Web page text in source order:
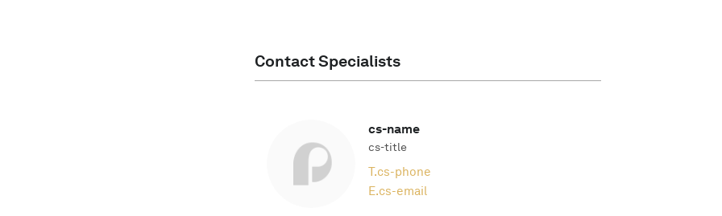
Contact Specialists
cs-name
cs-title
T.cs-phone
E.cs-email